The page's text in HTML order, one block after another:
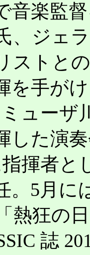
音楽監
、ジェ
ストと
を手が
ューザ
した演
揮者と
。5月に
熱狂の
誌